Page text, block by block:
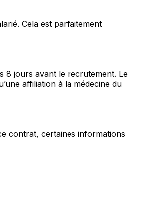
Cela est parfaitement
8 jours avant le recrutement. Le
affiliation à la médecine du
contrat, certaines informations